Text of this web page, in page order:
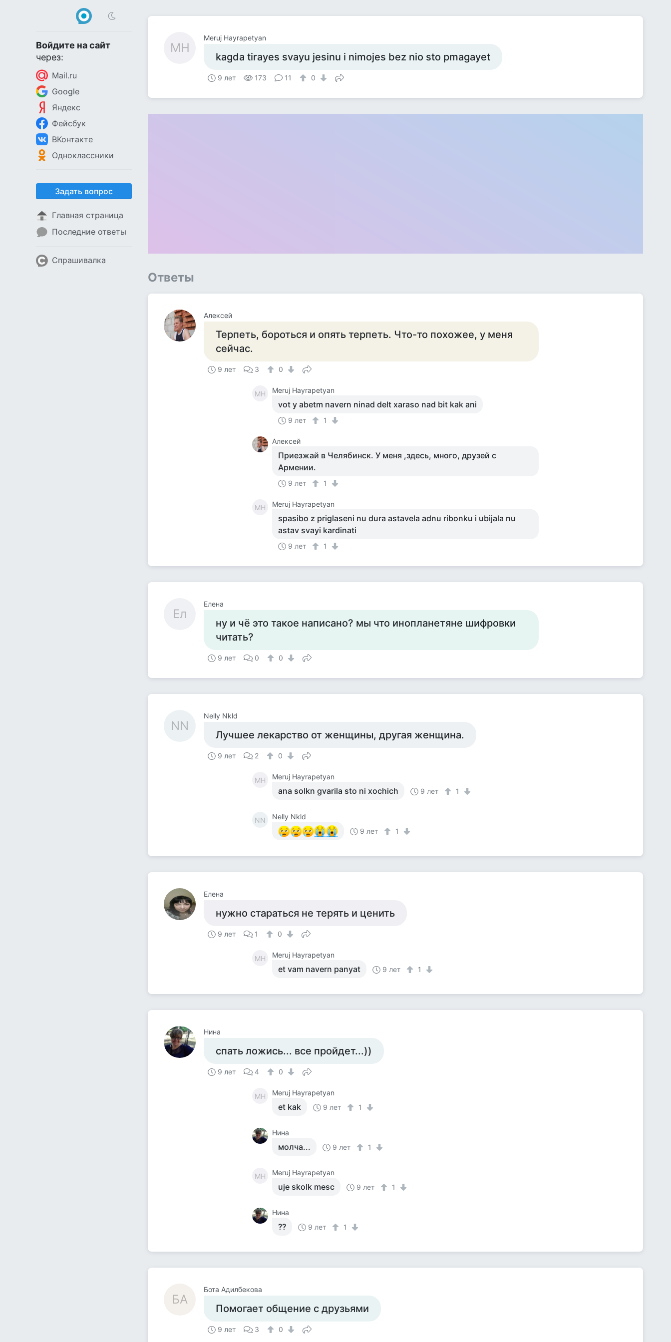
Войдите на сайт
через:
Mail.ru
Google
Яндекс
Фейсбук
ВКонтакте
Одноклассники
Задать вопрос
Главная страница
Последние ответы
Спрашивалка
MH
Meruj Hayrapetyan
kagda tirayes svayu jesinu i nimojes bez nio sto pmagayet
9 лет 173 11 0
Ответы
Алексей
Терпеть, бороться и опять терпеть. Что-то похожее, у меня
сейчас.
9 лет 3 0
MH Meruj Hayrapetyan
vot y abetm navern ninad delt xaraso nad bit kak ani
9 лет 1
Алексей
Приезжай в Челябинск. У меня ,здесь, много, друзей с
Армении.
9 лет 1
MH Meruj Hayrapetyan
spasibo z priglaseni nu dura astavela adnu ribonku i ubijala nu
astav svayi kardinati
9 лет 1
Ел
Елена
ну и чё это такое написано? мы что инопланетяне шифровки
читать?
9 лет 0 0
NN
Nelly Nkld
Лучшее лекарство от женщины, другая женщина.
9 лет 2 0
MH Meruj Hayrapetyan
ana solkn gvarila sto ni xochich 9 лет 1
NN
Nelly Nkld
9 лет
1
Елена
нужно стараться не терять и ценить
9 лет 1 0
MH Meruj Hayrapetyan
et vam navern panyat 9 лет 1
Нина
спать ложись... все пройдет...))
9 лет 4 0
MH Meruj Hayrapetyan
et kak 9 лет 1
Нина
молча... 9 лет 1
MH Meruj Hayrapetyan
uje skolk mesc 9 лет 1
Нина
?? 9 лет 1
БА
Бота Адилбекова
Помогает общение с друзьями
9 лет 3 0